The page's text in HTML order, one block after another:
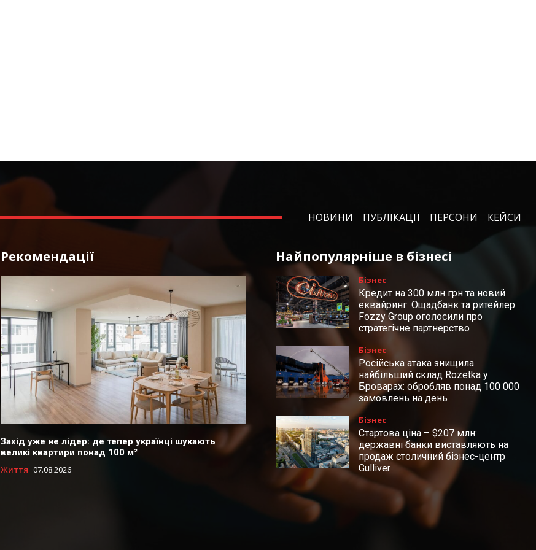
НОВИНИ ПУБЛІКАЦІЇ ПЕРСОНИ КЕЙСИ
Рекомендації
Захід уже не лідер: де тепер українці шукають
великі квартири понад 100 м²
Життя 07.08.2026
Найпопулярніше в бізнесі
Бізнес
Кредит на 300 млн грн та новий
еквайринг: Ощадбанк та ритейлер
Fozzy Group оголосили про
стратегічне партнерство
Бізнес
Російська атака знищила
найбільший склад Rozetka у
Броварах: обробляв понад 100 000
замовлень на день
Бізнес
Стартова ціна – $207 млн:
державні банки виставляють на
продаж столичний бізнес-центр
Gulliver